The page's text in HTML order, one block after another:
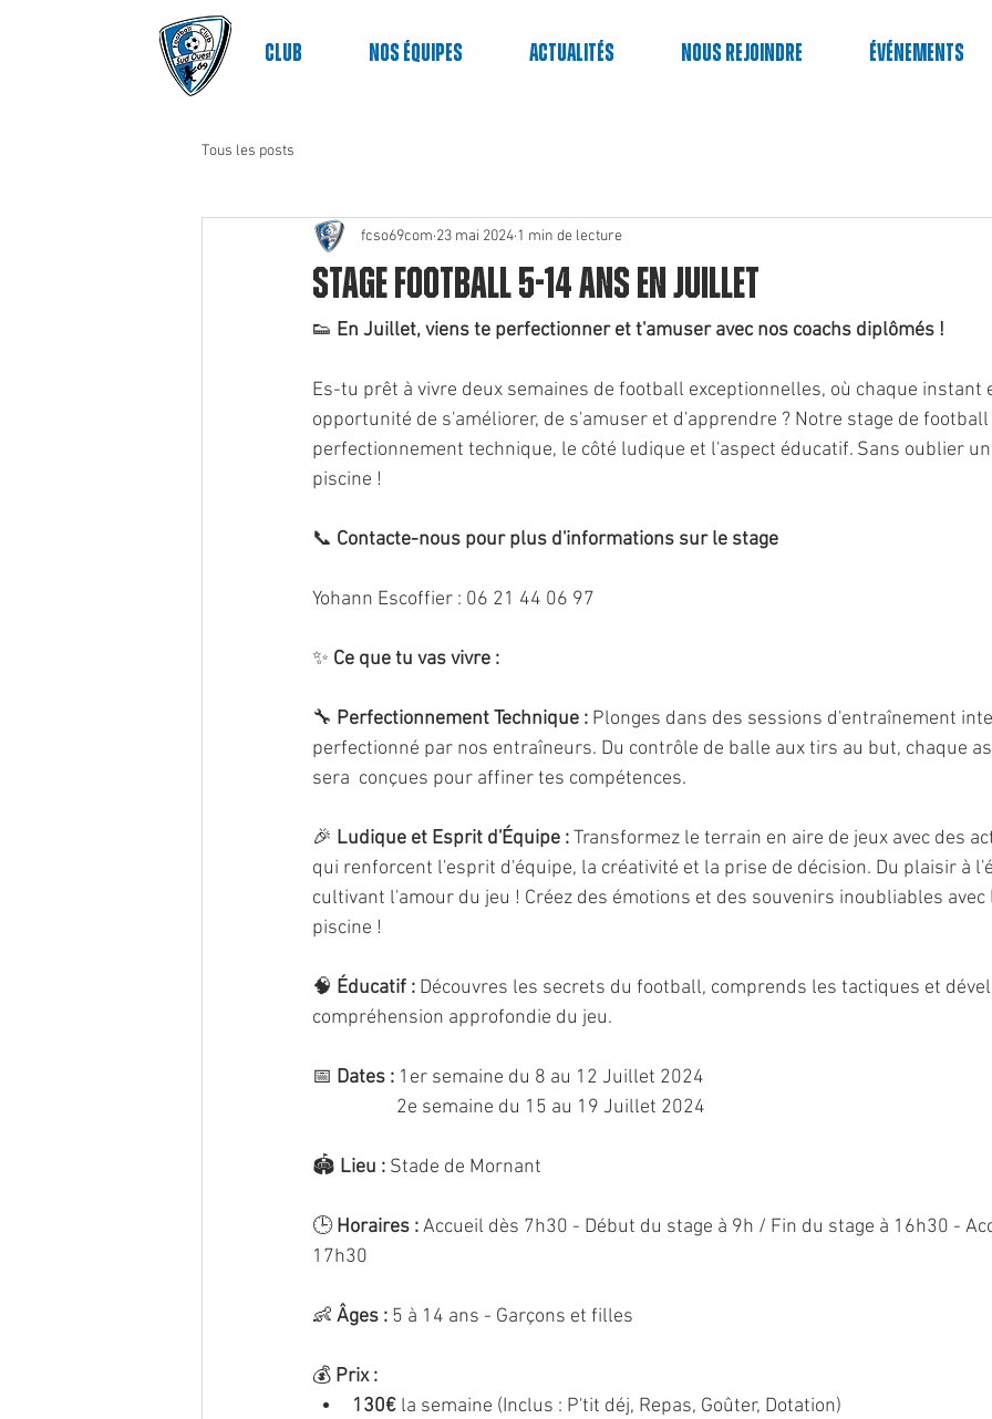
Club nos équipes Actualités Nous rejoindre événements
Tous les posts
Stage Football 5-14 ans en Juillet
fcso69com 23 mai 2024 1 min de lecture
👟 En Juillet, viens te perfectionner et t'amuser avec nos coachs diplômés !
Es-tu prêt à vivre deux semaines de football exceptionnelles, où chaque instant
opportunité de s'améliorer, de s'amuser et d'apprendre ? Notre stage de
perfectionnement technique, le côté ludique et l'aspect éducatif. Sans oublier
piscine !
📞 Contacte-nous pour plus d'informations sur le stage
Yohann Escoffier : 06 21 44 06 97
✨ Ce que tu vas vivre :
🔧 Perfectionnement Technique : Plonges dans des sessions d'entraînement
perfectionné par nos entraîneurs. Du contrôle de balle aux tirs au but, chaque
sera  conçues pour affiner tes compétences.
🎉 Ludique et Esprit d'Équipe : Transformez le terrain en aire de jeux avec des
qui renforcent l'esprit d'équipe, la créativité et la prise de décision. Du plaisir à
cultivant l'amour du jeu ! Créez des émotions et des souvenirs inoubliables
piscine !
🧠 Éducatif : Découvres les secrets du football, comprends les tactiques et
compréhension approfondie du jeu.
📅 Dates : 1er semaine du 8 au 12 Juillet 2024
                   2e semaine du 15 au 19 Juillet 2024
🏟️ Lieu : Stade de Mornant
🕒 Horaires : Accueil dès 7h30 - Début du stage à 9h / Fin du stage à 16h30 -
17h30
👶 Âges : 5 à 14 ans - Garçons et filles
💰 Prix :
130€ la semaine (Inclus : P'tit déj, Repas, Goûter, Dotation)